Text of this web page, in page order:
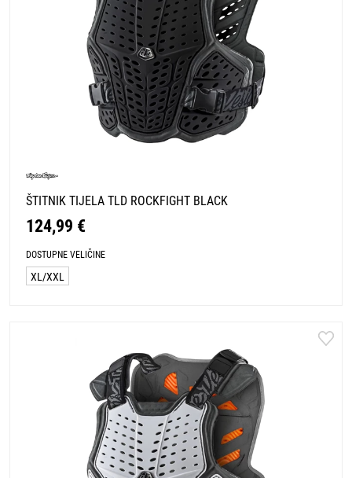
ŠTITNIK TIJELA TLD ROCKFIGHT BLACK
124,99 €
DOSTUPNE VELIČINE
XL/XXL